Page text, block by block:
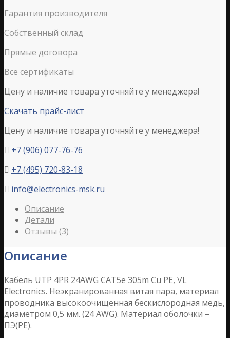
Гарантия производителя
Собственный склад
Прямые договора
Все сертификаты
Цену и наличие товара уточняйте у менеджера!
Скачать прайс-лист
Цену и наличие товара уточняйте у менеджера!
 +7 (906) 077-76-76
 +7 (495) 720-83-18
 info@electronics-msk.ru
Описание
Детали
Отзывы (3)
Описание
Кабель UTP 4PR 24AWG CAT5е 305m Cu PE, VL
Electronics. Неэкранированная витая пара, материал
проводника высокоочищенная бескислородная медь,
диаметром 0,5 мм. (24 AWG). Материал оболочки –
ПЭ(PE).